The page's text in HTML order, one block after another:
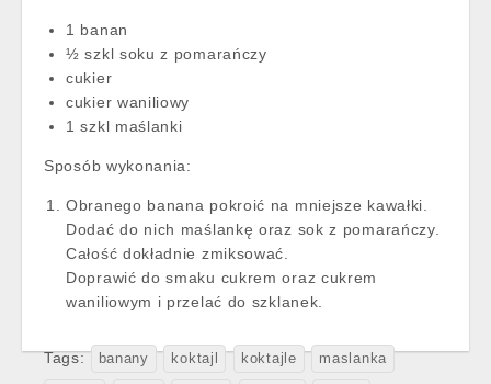
1 banan
½ szkl soku z pomarańczy
cukier
cukier waniliowy
1 szkl maślanki
Sposób wykonania:
Obranego banana pokroić na mniejsze kawałki.
Dodać do nich maślankę oraz sok z pomarańczy.
Całość dokładnie zmiksować.
Doprawić do smaku cukrem oraz cukrem
waniliowym i przelać do szklanek.
Tags: banany koktajl koktajle maslanka